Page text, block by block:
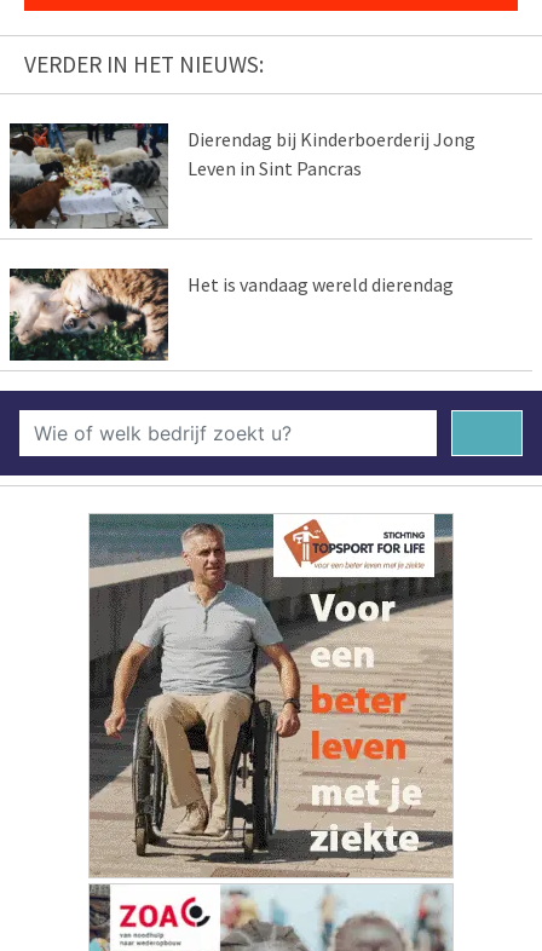
VERDER IN HET NIEUWS:
Dierendag bij Kinderboerderij Jong
Leven in Sint Pancras
Het is vandaag wereld dierendag